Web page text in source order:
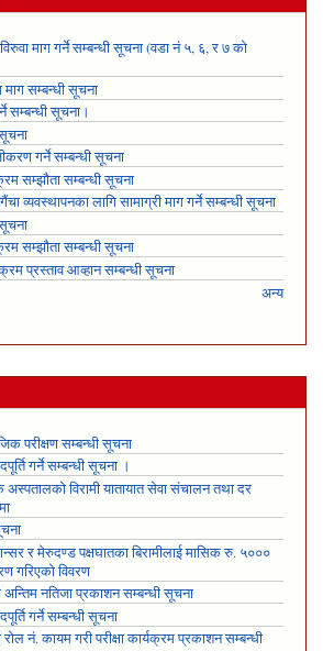
माग गर्ने सम्बन्धी सूचना (वडा नं ५, ६, र ७ को
माग सम्बन्धी सूचना
सम्बन्धी सूचना।
गर्ने सम्बन्धी सूचना
सम्झौता सम्बन्धी सूचना
व्यवस्थापनका लागि सामाग्री माग गर्ने सम्बन्धी सूचना
सम्झौता सम्बन्धी सूचना
प्रस्ताव आव्हान सम्बन्धी सूचना
अन्य
परीक्षण सम्बन्धी सूचना
गर्ने सम्बन्धी सूचना ।
विरामी यातायात सेवा संचालन तथा दर
र मेरुदण्ड पक्षघातका बिरामीलाई मासिक रु. ५०००
गरिएको विवरण
नतिजा प्रकाशन सम्बन्धी सूचना
गर्ने सम्बन्धी सूचना
नं. कायम गरी परीक्षा कार्यक्रम प्रकाशन सम्बन्धी